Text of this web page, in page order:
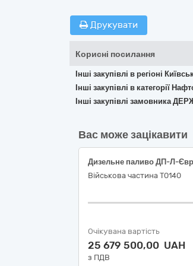
Друкувати
Корисні посилання
Інші закупівлі в регіоні
Інші закупівлі в категорії
Інші закупівлі замовника
Вас може зацікавити
Дизельне паливо ДП-Л-
Військова частина Т0140
Очікувана вартість
25 679 500,00 UAH
з ПДВ